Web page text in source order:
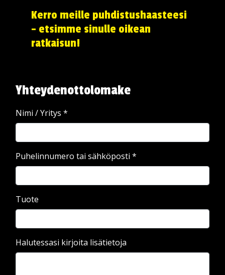
Kerro meille puhdistushaasteesi
– etsimme sinulle oikean
ratkaisun!
Yhteydenottolomake
Nimi / Yritys *
Puhelinnumero tai sähköposti *
Tuote
Halutessasi kirjoita lisätietoja